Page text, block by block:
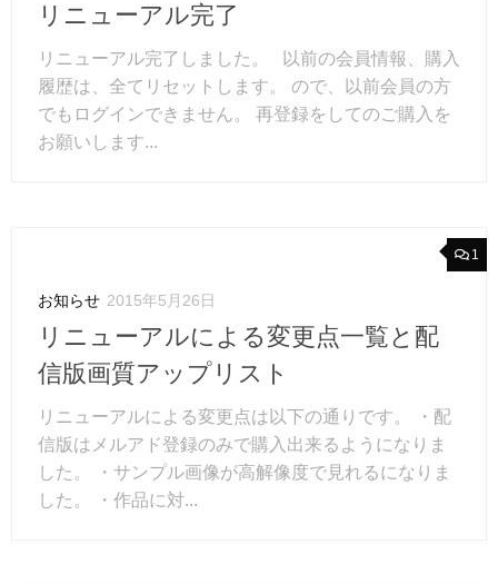
リニューアル完了
リニューアル完了しました。 以前の会員情報、購入
履歴は、全てリセットします。 ので、以前会員の方
でもログインできません。 再登録をしてのご購入を
お願いします...
1
お知らせ 2015年5月26日
リニューアルによる変更点一覧と配
信版画質アップリスト
リニューアルによる変更点は以下の通りです。 ・配
信版はメルアド登録のみで購入出来るようになりま
した。 ・サンプル画像が高解像度で見れるになりま
した。 ・作品に対...